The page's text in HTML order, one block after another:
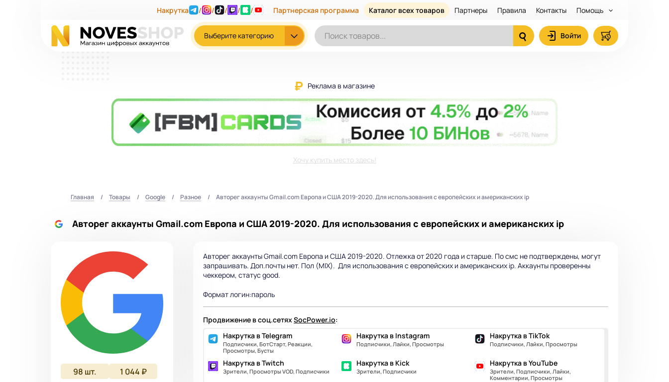
Накрутка / / / / / Партнерская программа Каталог всех товаров Партнеры Правила Контакты Помощь
Выберите категорию Войти
Реклама в магазине
Хочу купить место здесь!
Главная Товары Google Разное Авторег аккаунты Gmail.com Европа и США 2019-2020. Для использования с европейских и американских ip
Авторег аккаунты Gmail.com Европа и США 2019-2020. Для использования с европейских и американских ip
98 шт. 1 044 ₽
Авторег аккаунты Gmail.com Европа и США 2019-2020. Отлежка от 2020 года и старше. По смс не подтверждены, могут
запрашивать. Доп.почты нет. Пол (MIX). Для использования с европейских и американских ip. Аккаунты проверенны
чеккером, статус good.
Формат логин:пароль
Продвижение в соц.сетяхSocPower.io:
Накрутка в Telegram
Подписчики, БотСтарт, Реакции,
Просмотры, Бусты
Накрутка в Instagram
Подписчики, Лайки, Просмотры
Накрутка в TikTok
Подписчики, Лайки, Просмотры
Накрутка в Twitch
Зрители, Просмотры VOD, Подписчики
Накрутка в Kick
Зрители, Подписчики
Накрутка в YouTube
Зрители, Подписчики, Лайки,
Комментарии, Просмотры